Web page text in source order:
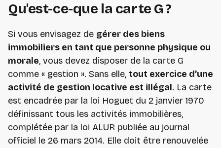
Qu'est-ce-que la carte G ?
Si vous envisagez de gérer des biens
immobiliers en tant que personne physique ou
morale, vous devez disposer de la carte G
comme « gestion ». Sans elle, tout exercice d’une
activité de gestion locative est illégal. La carte
est encadrée par la loi Hoguet du 2 janvier 1970
définissant tous les activités immobilières,
complétée par la loi ALUR publiée au journal
officiel le 26 mars 2014. Elle doit être renouvelée